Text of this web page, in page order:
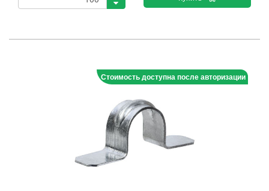
Стоимость доступна после авторизации